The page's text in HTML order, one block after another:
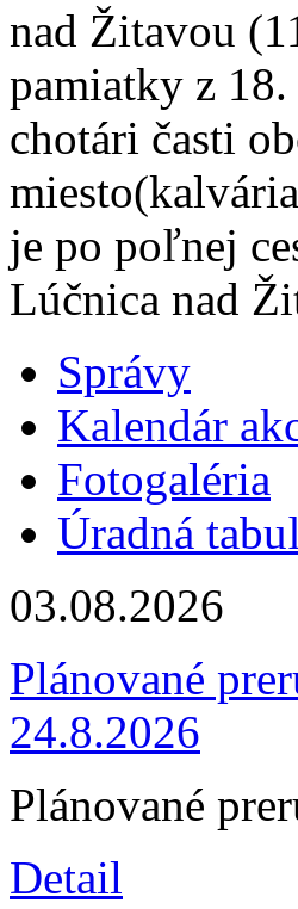
nad Žitavou
pamiatky z
chotári časti
je po poľnej
Lúčnica nad
Správy
Kalendár
Fotogaléria
Úradná
03.08.2026
Plánované
24.8.2026
Plánované
Detail